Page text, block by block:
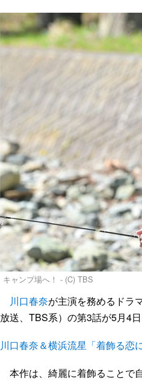
キャンプ場へ！ - (C) TBS
川口春奈が主演を務めるドラ
放送、TBS系）の第3話が5月4
川口春奈＆横浜流星「着飾る恋
本作は、綺麗に着飾ることで